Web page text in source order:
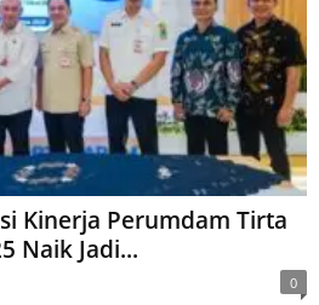
Kinerja Perumdam Tirta
Naik Jadi...
0